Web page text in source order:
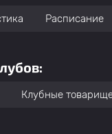
Расписание
Клубные